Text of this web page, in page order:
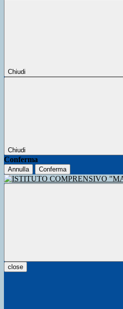
Chiudi
Chiudi
Conferma
Annulla Conferma
close